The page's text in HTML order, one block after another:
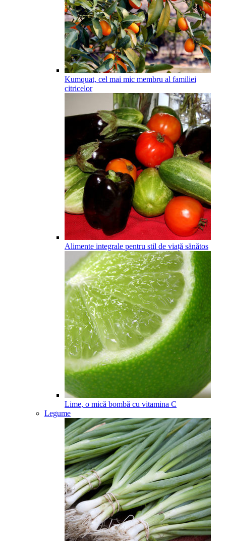
Kumquat, cel mai mic membru al familiei
citricelor
Alimente integrale pentru stil de viață sănătos
Lime, o mică bombă cu vitamina C
Legume